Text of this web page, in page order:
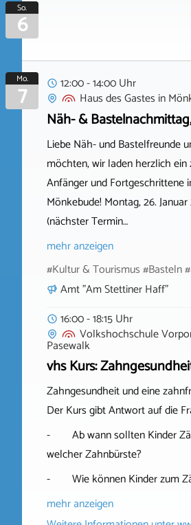
So.
6
Mo.
7
12:00 - 14:00 Uhr
Haus des Gastes in
Näh- &
Liebe Näh- und Bastelfreunde
möchten, wir laden herzlich
Anfänger und Fortgeschrittene
Mönkebude! Montag, 26.
(nächster Termin…
mehr anzeigen
#Kultur & Tourismus #Basteln
Amt "Am Stettiner Haff"
16:00 - 18:15 Uhr
Volkshochschule
Pasewalk
vhs Kurs:
Zahngesundheit und eine
Der Kurs gibt Antwort auf die
- Ab wann sollten Kinder
welcher Zahnbürste?
- Wie können Kinder zum
mehr anzeigen